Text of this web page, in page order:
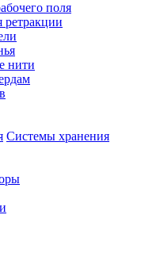
поля
ретракции
нити
Системы хранения